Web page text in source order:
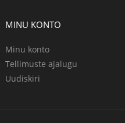
MINU KONTO
Minu konto
Tellimuste ajalugu
Uudiskiri